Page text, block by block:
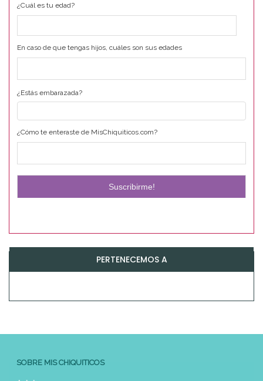
¿Cuál es tu edad?
En caso de que tengas hijos, cuáles son sus edades
¿Estás embarazada?
¿Cómo te enteraste de MisChiquiticos.com?
PERTENECEMOS A
SOBRE MIS CHIQUITICOS